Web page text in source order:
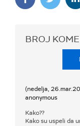
BROJ
(nedelja,
anonymous
Kako??
Kako su uspeli da